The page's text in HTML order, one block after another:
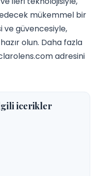
edecek mükemmel bir
ve güvencesiyle,
olun. Daha fazla
adresini
icerikler